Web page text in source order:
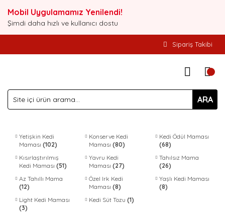
Mobil Uygulamamız Yenilendi!
Şimdi daha hızlı ve kullanıcı dostu
Sipariş Takibi
ARA
Yetişkin Kedi
Maması (102)
Konserve Kedi
Maması(80)
Kedi Ödül Maması
(68)
Kısırlaştırılmış
Kedi Maması (51)
Yavru Kedi
Maması(27)
Tahılsız Mama
(26)
Az Tahıllı Mama
(12)
Özel Irk Kedi
Maması(8)
Yaşlı Kedi Maması
(8)
Light Kedi Maması
(3)
Kedi Süt Tozu(1)